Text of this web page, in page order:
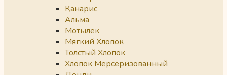
Канарис
Альма
Мотылек
Мягкий Хлопок
Толстый Хлопок
Хлопок Мерсеризованный